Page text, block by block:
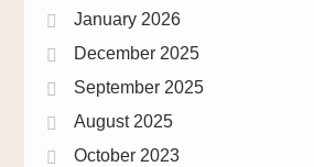
January 2026
December 2025
September 2025
August 2025
October 2023